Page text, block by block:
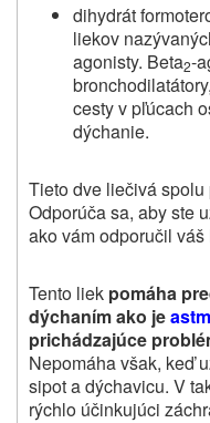
dihydrát
liekov
agonisty. Beta2-
cesty v pľúcach
dýchanie.
Tieto dve liečivá
Odporúča sa, aby ste
ako vám odporučil váš
Tento liek pomáha
dýchaním ako je
prichádzajúce
Nepomáha však, keď
sipot a dýchavicu. V
rýchlo účinkujúci